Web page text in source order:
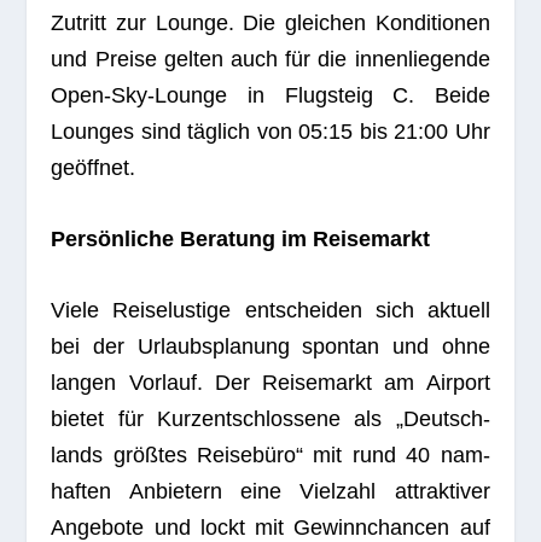
Zutritt zur Lounge. Die glei­chen Kon­di­tio­nen
und Preise gel­ten auch für die innen­lie­gende
Open-Sky-Lounge in Flug­steig C. Beide
Loun­ges sind täg­lich von 05:15 bis 21:00 Uhr
geöffnet.
Per­sön­li­che Bera­tung im Reisemarkt
Viele Rei­se­lus­tige ent­schei­den sich aktu­ell
bei der Urlaubs­pla­nung spon­tan und ohne
lan­gen Vor­lauf. Der Rei­se­markt am Air­port
bie­tet für Kurz­ent­schlos­sene als „Deutsch­
lands größ­tes Rei­se­büro“ mit rund 40 nam­
haf­ten Anbie­tern eine Viel­zahl attrak­ti­ver
Ange­bote und lockt mit Gewinn­chan­cen auf